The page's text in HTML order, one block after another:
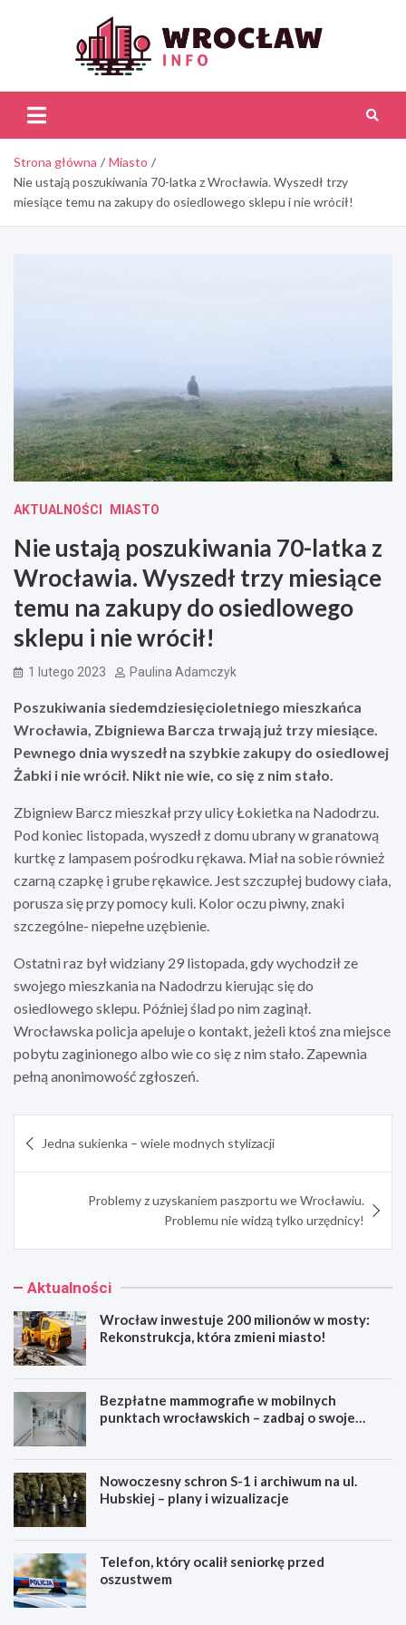
Strona główna
Miasto
Nie ustają poszukiwania 70-latka z Wrocławia. Wyszedł trzy
miesiące temu na zakupy do osiedlowego sklepu i nie wrócił!
AKTUALNOŚCI MIASTO
Nie ustają poszukiwania 70-latka z
Wrocławia. Wyszedł trzy miesiące
temu na zakupy do osiedlowego
sklepu i nie wrócił!
1 lutego 2023 Paulina Adamczyk
Poszukiwania siedemdziesięcioletniego mieszkańca
Wrocławia, Zbigniewa Barcza trwają już trzy miesiące.
Pewnego dnia wyszedł na szybkie zakupy do osiedlowej
Żabki i nie wrócił. Nikt nie wie, co się z nim stało.
Zbigniew Barcz mieszkał przy ulicy Łokietka na Nadodrzu.
Pod koniec listopada, wyszedł z domu ubrany w granatową
kurtkę z lampasem pośrodku rękawa. Miał na sobie również
czarną czapkę i grube rękawice. Jest szczupłej budowy ciała,
porusza się przy pomocy kuli. Kolor oczu piwny, znaki
szczególne- niepełne uzębienie.
Ostatni raz był widziany 29 listopada, gdy wychodził ze
swojego mieszkania na Nadodrzu kierując się do
osiedlowego sklepu. Później ślad po nim zaginął.
Wrocławska policja apeluje o kontakt, jeżeli ktoś zna miejsce
pobytu zaginionego albo wie co się z nim stało. Zapewnia
pełną anonimowość zgłoszeń.
wpisu
Jedna sukienka – wiele modnych stylizacji
Problemy z uzyskaniem paszportu we Wrocławiu.
Problemu nie widzą tylko urzędnicy!
Aktualności
Wrocław inwestuje 200 milionów w mosty:
Rekonstrukcja, która zmieni miasto!
Bezpłatne mammografie w mobilnych
punktach wrocławskich – zadbaj o swoje
Nowoczesny schron S-1 i archiwum na ul.
Hubskiej – plany i wizualizacje
Telefon, który ocalił seniorkę przed
oszustwem
W
B